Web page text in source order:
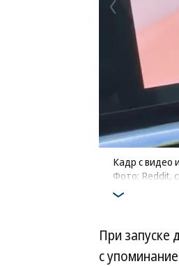
Кадр с видео
Фото: Reddit,
При запуске
с